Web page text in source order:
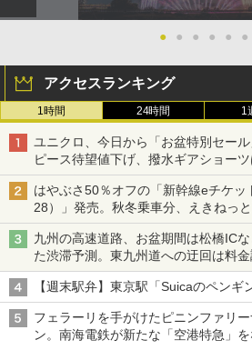
● ● ● ● ● ●
アクセスランキング
1時間 24時間 1
ユニクロ、今日から「お盆特別セー
ピース待望値下げ、撥水ギアショー
はやぶさ50％オフの「新幹線eチケッ
28）」発売。秋冬乗車分、えきねっ
九州の高速道路、お盆期間は松橋IC
た渋滞予測。東九州道への迂回は料
【週末駅弁】東京駅「Suicaのペンギ
フェラーリを手がけたピニンファリ
ン。南海電鉄が新たな「空港特急」